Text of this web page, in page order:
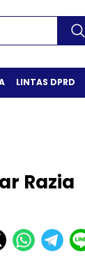
LINTAS DPRD
Razia